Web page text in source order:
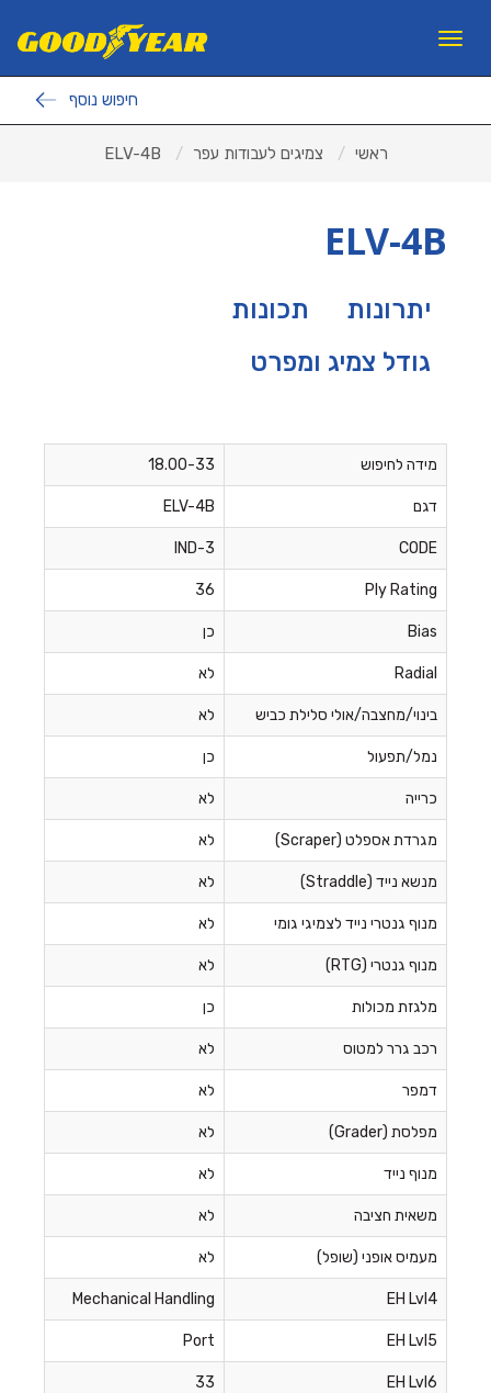
×
פנצ'ריות
ראשי
Toggle
חיפוש נוסף
ראשי צמיגים לעבודות עפר ELV-4B
ELV-4B
יתרונות
תכונות
גודל צמיג ומפרט
מידה לחיפוש 18.00-33
דגם ELV-4B
CODE
IND-3
Ply Rating
36
Bias כן
Radial לא
בינוי/מחצבה/אולי סלילת כביש לא
נמל/תפעול כן
כרייה לא
מגרדת אספלט (Scraper) לא
מנשא נייד (Straddle) לא
מנוף גנטרי נייד לצמיגי גומי לא
מנוף גנטרי (RTG) לא
מלגזת מכולות כן
רכב גרר למטוס לא
דמפר לא
מפלסת (Grader) לא
מנוף נייד לא
משאית חציבה לא
מעמיס אופני (שופל) לא
EH Lvl4
Mechanical Handling
EH Lvl5
Port
EH Lvl6
33